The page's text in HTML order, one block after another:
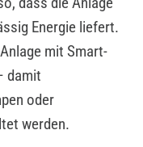
Energie liefert.
mit Smart-
damit
oder
werden.